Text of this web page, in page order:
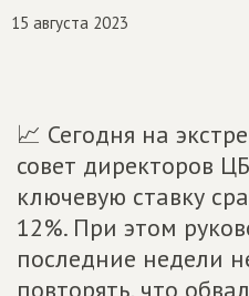
15 августа 2023
📈 Сегодня на
совет директоров
ключевую ставку
12%. При этом
последние недели
повторять, что